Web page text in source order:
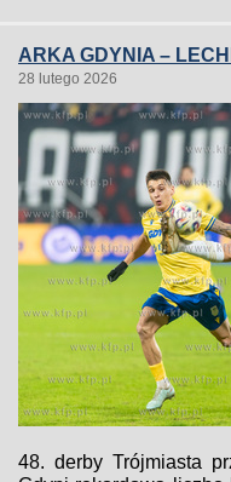
ARKA GDYNIA –
28 lutego 2026
48. derby Trójmiasta